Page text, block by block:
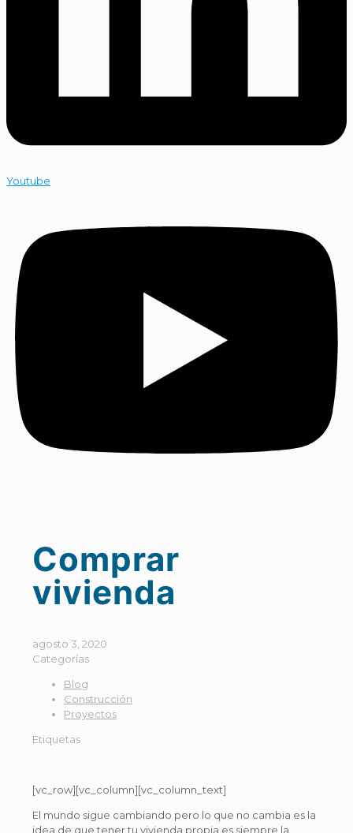
Youtube
Comprar
vivienda
agosto 3, 2020
Categorías
Blog
Construcción
Proyectos
Etiquetas
[vc_row][vc_column][vc_column_text]
El mundo sigue cambiando pero lo que no cambia es la
idea de que tener tu vivienda propia es siempre la